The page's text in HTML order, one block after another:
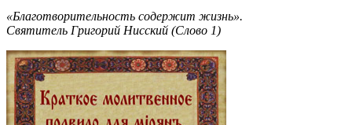
«Благотворительность содержит жизнь».
Святитель Григорий Нисский (Слово 1)